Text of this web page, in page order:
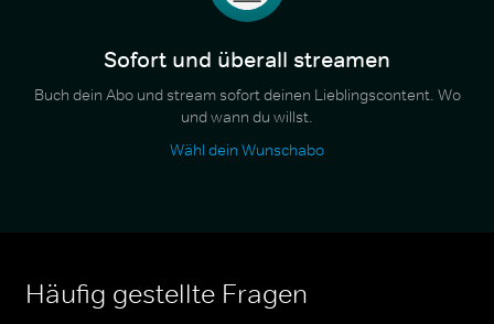
Sofort und überall streamen
Buch dein Abo und stream sofort deinen Lieblingscontent. Wo
und wann du willst.
Wähl dein Wunschabo
Häufig gestellte Fragen